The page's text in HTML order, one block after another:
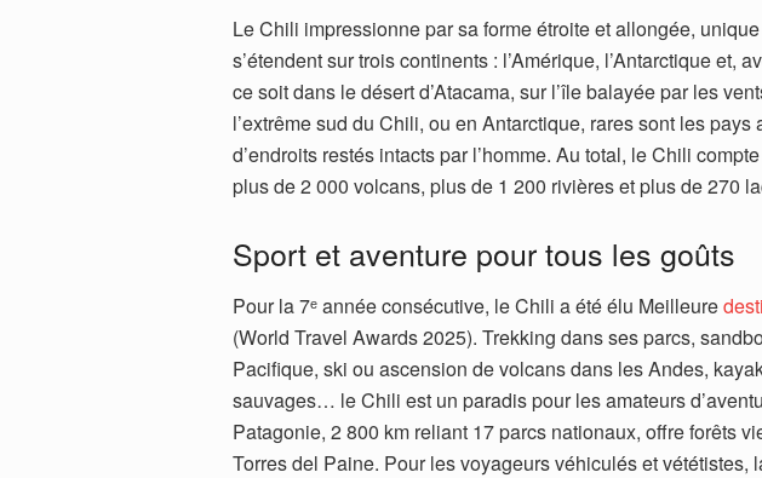
Le Chili impressionne par sa forme étroite et allongée,
s’étendent sur trois continents : l’Amérique, l’Antarctique et,
ce soit dans le désert d’Atacama, sur l’île balayée par les
l’extrême sud du Chili, ou en Antarctique, rares sont les
d’endroits restés intacts par l’homme. Au total, le Chili
plus de 2 000 volcans, plus de 1 200 rivières et plus de 270
Sport et aventure pour tous les goûts
Pour la 7ᵉ année consécutive, le Chili a été élu Meilleure
(World Travel Awards 2025). Trekking dans ses parcs,
Pacifique, ski ou ascension de volcans dans les Andes,
sauvages… le Chili est un paradis pour les amateurs
Patagonie, 2 800 km reliant 17 parcs nationaux, offre forêts
Torres del Paine. Pour les voyageurs véhiculés et vététistes,